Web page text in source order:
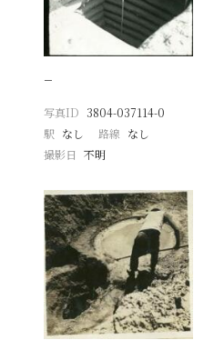
−
写真ID 3804-037114-0
駅 なし 路線 なし
撮影日
不明